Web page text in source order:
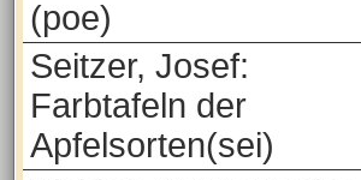
(poe)
Seitzer, Josef:
Farbtafeln der
Apfelsorten(sei)